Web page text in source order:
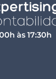
às 17:30h